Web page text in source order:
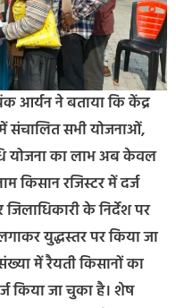
आर्यन ने बताया कि केंद्र
में संचालित सभी योजनाओं,
योजना का लाभ अब केवल
किसान रजिस्टर में दर्ज
जिलाधिकारी के निर्देश पर
युद्धस्तर पर किया जा
में रैयती किसानों का
किया जा चुका है। शेष